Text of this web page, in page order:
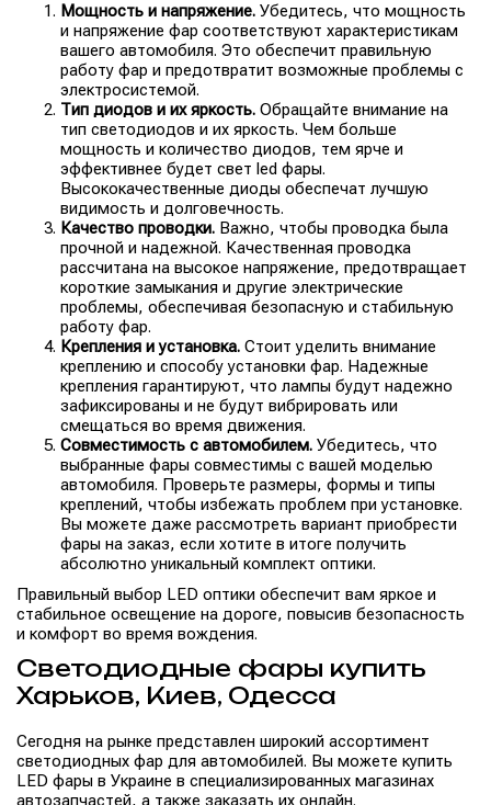
Мощность и напряжение. Убедитесь, что мощность
и напряжение фар соответствуют характеристикам
вашего автомобиля. Это обеспечит правильную
работу фар и предотвратит возможные проблемы с
электросистемой.
Тип диодов и их яркость. Обращайте внимание на
тип светодиодов и их яркость. Чем больше
мощность и количество диодов, тем ярче и
эффективнее будет свет led фары.
Высококачественные диоды обеспечат лучшую
видимость и долговечность.
Качество проводки. Важно, чтобы проводка была
прочной и надежной. Качественная проводка
рассчитана на высокое напряжение, предотвращает
короткие замыкания и другие электрические
проблемы, обеспечивая безопасную и стабильную
работу фар.
Крепления и установка. Стоит уделить внимание
креплению и способу установки фар. Надежные
крепления гарантируют, что лампы будут надежно
зафиксированы и не будут вибрировать или
смещаться во время движения.
Совместимость с автомобилем. Убедитесь, что
выбранные фары совместимы с вашей моделью
автомобиля. Проверьте размеры, формы и типы
креплений, чтобы избежать проблем при установке.
Вы можете даже рассмотреть вариант приобрести
фары на заказ, если хотите в итоге получить
абсолютно уникальный комплект оптики.
Правильный выбор LED оптики обеспечит вам яркое и
стабильное освещение на дороге, повысив безопасность
и комфорт во время вождения.
Светодиодные фары купить
Харьков, Киев, Одесса
Сегодня на рынке представлен широкий ассортимент
светодиодных фар для автомобилей. Вы можете купить
LED фары в Украине в специализированных магазинах
автозапчастей, а также заказать их онлайн.